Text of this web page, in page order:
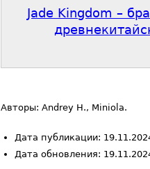
Jade Kingdom –
Авторы: Andrey H., Miniola.
Дата публикации:
Дата обновления: